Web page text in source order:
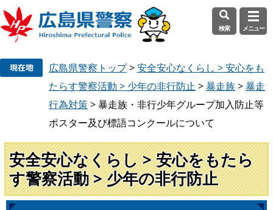
で
す
。
ば
し
て
本
文
検索 メニュー
広島県警察トップ>安全安心なくらし > 安心をも
たらす警察活動 > 少年の非行防止 >暴走族>暴走
行為対策>暴走族・非行少年グループ加入防止等
ポスター及び標語コンクールについて
安全安心なくらし > 安心をもたら
す警察活動 > 少年の非行防止